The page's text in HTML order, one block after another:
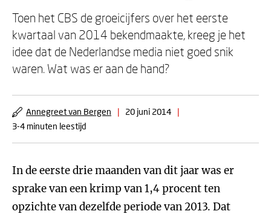
Toen het CBS de groeicijfers over het eerste
kwartaal van 2014 bekendmaakte, kreeg je het
idee dat de Nederlandse media niet goed snik
waren. Wat was er aan de hand?
Annegreet van Bergen | 20 juni 2014
|
3-4 minuten leestijd
In de eerste drie maanden van dit jaar was er
sprake van een krimp van 1,4 procent ten
opzichte van dezelfde periode van 2013. Dat